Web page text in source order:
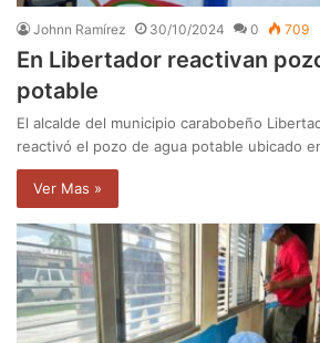
Johnn Ramírez 30/10/2024 0 709
En Libertador reactivan
potable
El alcalde del municipio carabobeño
reactivó el pozo de agua potable ubicado
Ver Mas »